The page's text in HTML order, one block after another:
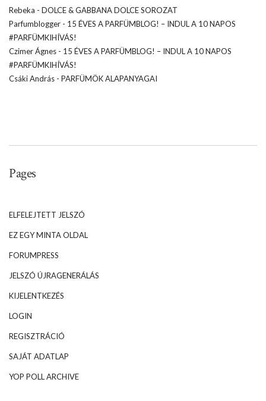
Rebeka - DOLCE & GABBANA DOLCE SOROZAT
Parfumblogger - 15 ÉVES A PARFÜMBLOG! – INDUL A 10 NAPOS
#PARFÜMKIHÍVÁS!
Czimer Ágnes - 15 ÉVES A PARFÜMBLOG! – INDUL A 10 NAPOS
#PARFÜMKIHÍVÁS!
Csáki András - PARFÜMÖK ALAPANYAGAI
Pages
ELFELEJTETT JELSZÓ
EZ EGY MINTA OLDAL
FORUMPRESS
JELSZÓ ÚJRAGENERÁLÁS
KIJELENTKEZÉS
LOGIN
REGISZTRÁCIÓ
SAJÁT ADATLAP
YOP POLL ARCHIVE